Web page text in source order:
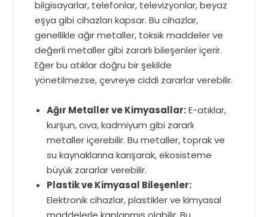
bilgisayarlar, telefonlar, televizyonlar, beyaz
eşya gibi cihazları kapsar. Bu cihazlar,
genellikle ağır metaller, toksik maddeler ve
değerli metaller gibi zararlı bileşenler içerir.
Eğer bu atıklar doğru bir şekilde
yönetilmezse, çevreye ciddi zararlar verebilir.
Ağır Metaller ve Kimyasallar:E-atıklar,
kurşun, cıva, kadmiyum gibi zararlı
metaller içerebilir. Bu metaller, toprak ve
su kaynaklarına karışarak, ekosisteme
büyük zararlar verebilir.
Plastik ve Kimyasal Bileşenler:
Elektronik cihazlar, plastikler ve kimyasal